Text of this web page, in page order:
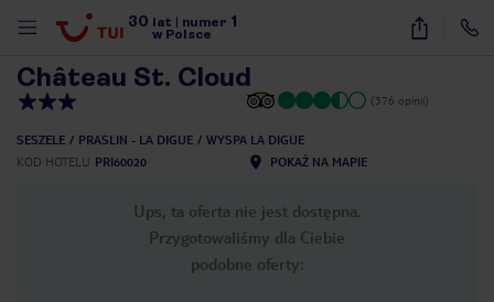
30 lat numer 1
w Polsce
7
Château St. Cloud
(376 opinii)
SESZELE PRASLIN - LA DIGUE
WYSPA LA DIGUE
KOD HOTELU PRI60020 POKAŻ NA MAPIE
Ups, ta oferta nie jest dostępna.
Przygotowaliśmy dla Ciebie
podobne oferty: